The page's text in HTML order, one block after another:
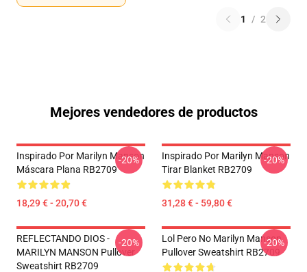
1 / 2
Mejores vendedores de productos
Inspirado Por Marilyn Manson
Máscara Plana RB2709
18,29 € - 20,70 €
-20%
Inspirado Por Marilyn Manson
Tirar Blanket RB2709
31,28 € - 59,80 €
-20%
REFLECTANDO DIOS -
MARILYN MANSON Pullover
Sweatshirt RB2709
-20%
Lol Pero No Marilyn Manson
Pullover Sweatshirt RB2709
-20%